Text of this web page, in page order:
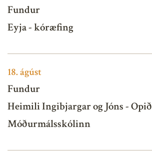
Fundur
Eyja - kóræfing
18.ágúst
Fundur
Heimili Ingibjargar og Jóns - Opið
Móðurmálsskólinn